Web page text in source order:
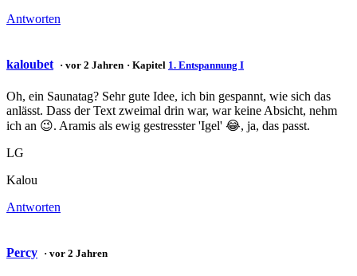
Antworten
kaloubet · vor 2 Jahren · Kapitel 1. Entspannung I
Oh, ein Saunatag? Sehr gute Idee, ich bin gespannt, wie sich das
anlässt. Dass der Text zweimal drin war, war keine Absicht, nehm
ich an 😉. Aramis als ewig gestresster 'Igel' 😂, ja, das passt.
LG
Kalou
Antworten
Percy · vor 2 Jahren